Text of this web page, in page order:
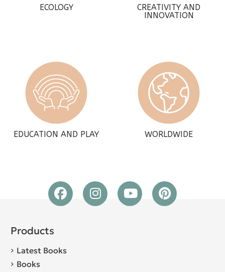
ECOLOGY
CREATIVITY AND
INNOVATION
EDUCATION AND PLAY WORLDWIDE
Products
Latest Books
Books